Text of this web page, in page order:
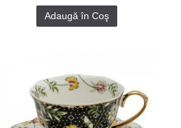
Adaugă în Coş